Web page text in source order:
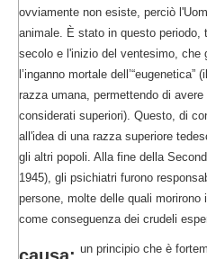
ovviamente non esiste, perciò
animale. È stato in questo periodo,
secolo e l'inizio del ventesimo, che
l’inganno mortale
razza umana, permettendo di
considerati superiori). Questo, di
all'idea di una razza superiore
gli altri popoli. Alla fine della
1945), gli psichiatri furono
persone, molte delle quali
come conseguenza dei crudeli
causa: un principio che è